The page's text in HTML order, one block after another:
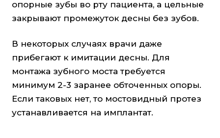
опорные зубы во рту пациента, а цельные
закрывают промежуток десны без зубов.
В некоторых случаях врачи даже
прибегают к имитации десны. Для
монтажа зубного моста требуется
минимум 2-3 заранее обточенных опоры.
Если таковых нет, то мостовидный протез
устанавливается на имплантат.